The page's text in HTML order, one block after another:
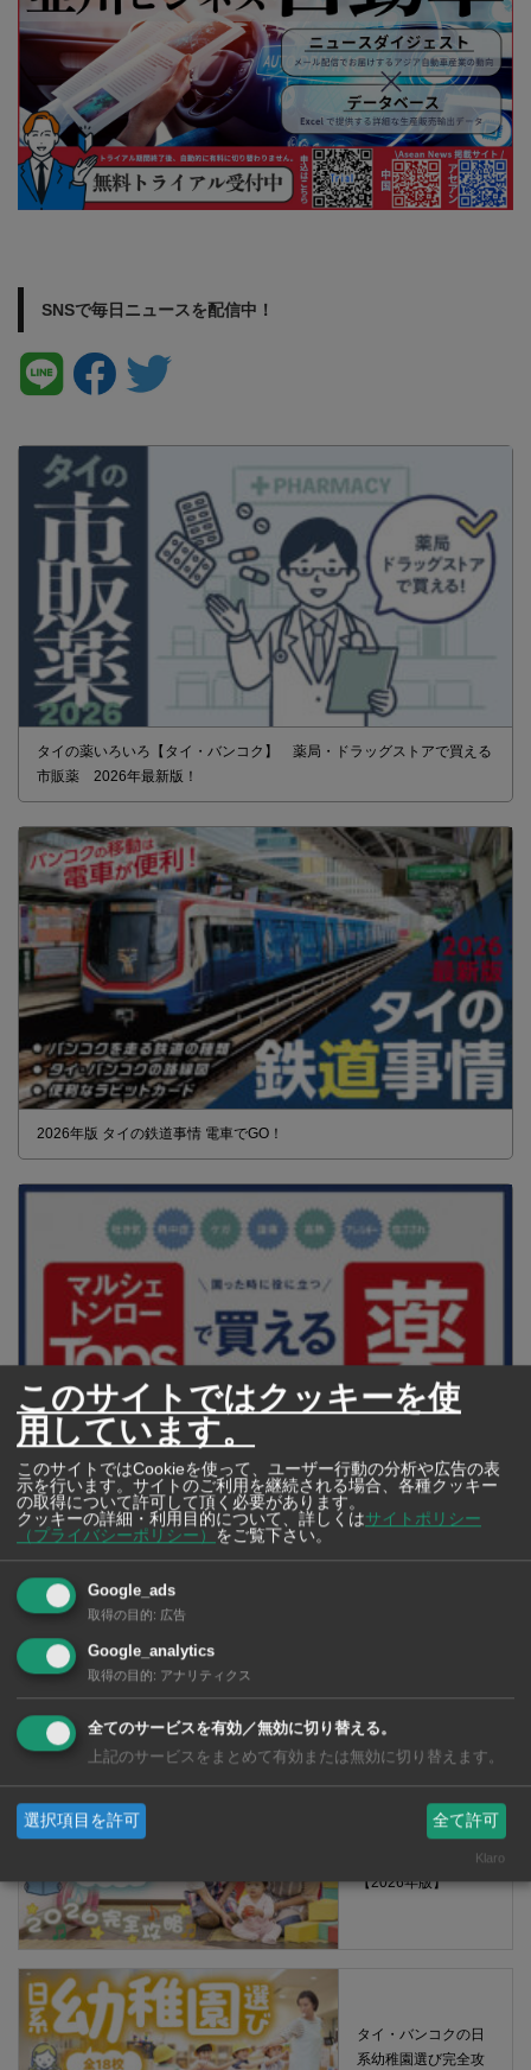
SNSで毎日ニュースを配信中！
タイの薬いろいろ【タイ・バンコク】 薬局・ドラッグストアで買える
市販薬 2026年最新版！
2026年版 タイの鉄道事情 電車でGO！
【タイ・バンコク】 マルシェトンロー内の「TOPS」で買える薬
2026年版
タイ・バンコクの保
【2026年版】
タイ・バンコクの日
系幼稚園選び完全攻
このサイトではクッキーを使
用しています。
このサイトではCookieを使って、ユーザー行動の分析や広告の表
示を行います。サイトのご利用を継続される場合、各種クッキー
の取得について許可して頂く必要があります。
クッキーの詳細・利用目的について、詳しくはサイトポリシー
（プライバシーポリシー）
をご覧下さい。
Google_ads
取得の目的: 広告
Google_analytics
取得の目的: アナリティクス
全てのサービスを有効／無効に切り替える。
上記のサービスをまとめて有効または無効に切り替えます。
選択項目を許可 全て許可
Klaro